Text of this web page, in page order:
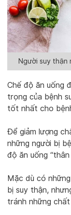
Người suy thận
Chế độ ăn uống
trọng của bệnh
tốt nhất cho
Để giảm lượng
những người bị
độ ăn uống
Mặc dù có
bị suy thận,
tránh những